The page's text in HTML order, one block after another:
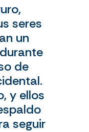
seres
un
de
y ellos
seguir